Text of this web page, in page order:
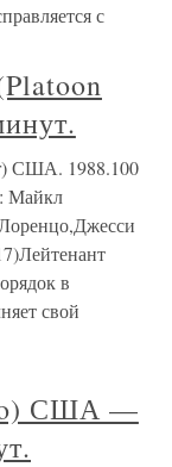
с
США. 1988.100
Майкл
в
свой
США —